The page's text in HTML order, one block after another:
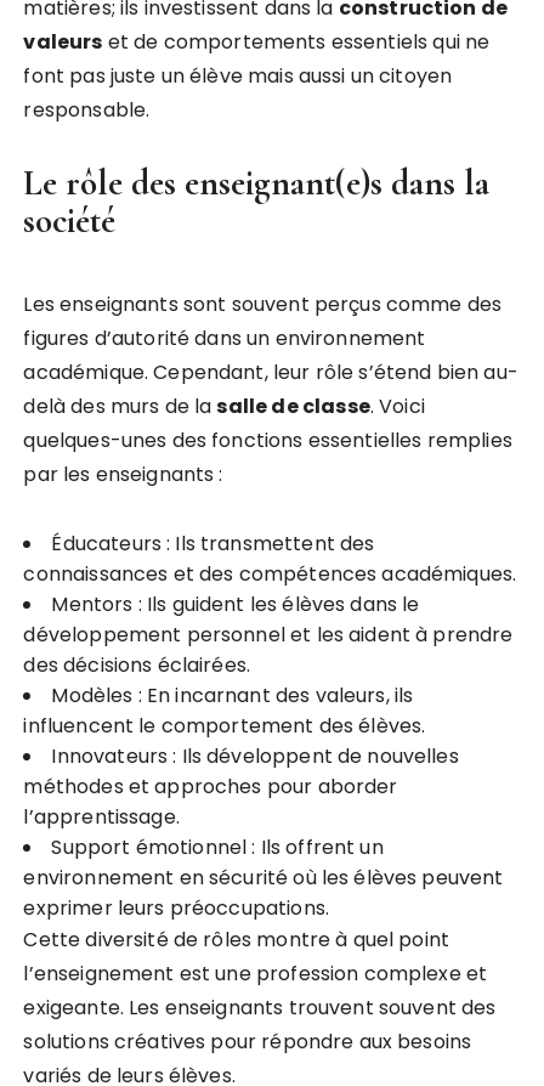
matières; ils investissent dans la construction de
valeurs et de comportements essentiels qui ne
font pas juste un élève mais aussi un citoyen
responsable.
Le rôle des enseignant(e)s dans la
société
Les enseignants sont souvent perçus comme des
figures d’autorité dans un environnement
académique. Cependant, leur rôle s’étend bien au-
delà des murs de lasalledeclasse. Voici
quelques-unes des fonctions essentielles remplies
par les enseignants :
Éducateurs : Ils transmettent des
connaissances et des compétences académiques.
Mentors : Ils guident les élèves dans le
développement personnel et les aident à prendre
des décisions éclairées.
Modèles : En incarnant des valeurs, ils
influencent le comportement des élèves.
Innovateurs : Ils développent de nouvelles
méthodes et approches pour aborder
l’apprentissage.
Support émotionnel : Ils offrent un
environnement en sécurité où les élèves peuvent
exprimer leurs préoccupations.
Cette diversité de rôles montre à quel point
l’enseignement est une profession complexe et
exigeante. Les enseignants trouvent souvent des
solutions créatives pour répondre aux besoins
variés de leurs élèves.